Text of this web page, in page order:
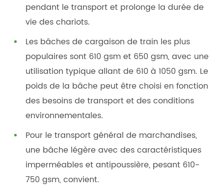
pendant le transport et prolonge la durée de
vie des chariots.
Les bâches de cargaison de train les plus
populaires sont 610 gsm et 650 gsm, avec une
utilisation typique allant de 610 à 1050 gsm. Le
poids de la bâche peut être choisi en fonction
des besoins de transport et des conditions
environnementales.
Pour le transport général de marchandises,
une bâche légère avec des caractéristiques
imperméables et antipoussière, pesant 610-
750 gsm, convient.